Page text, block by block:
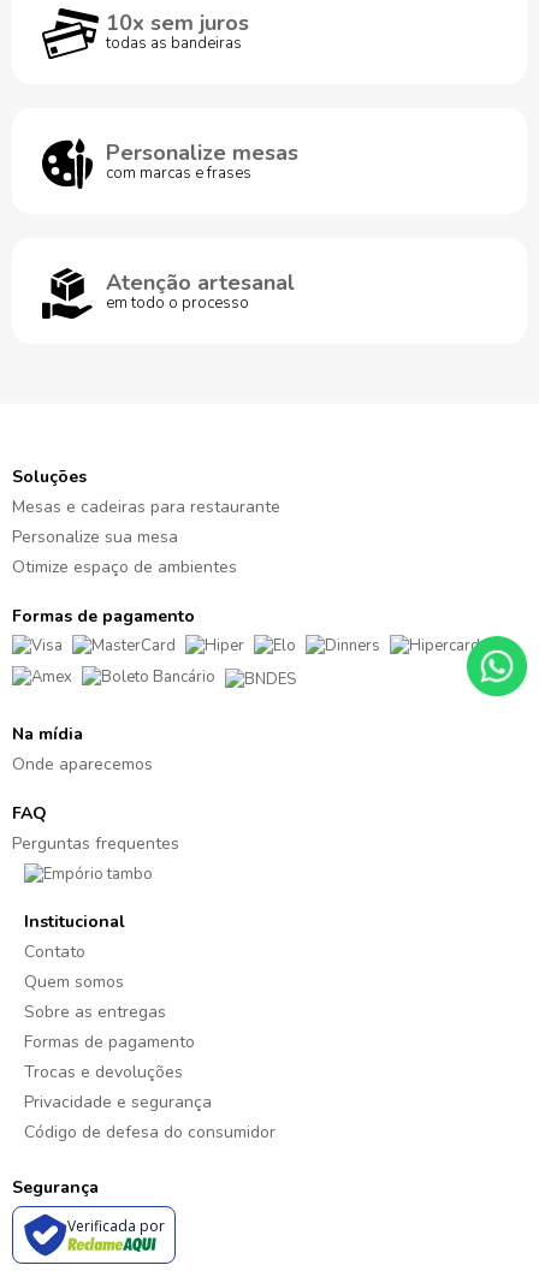
10x sem juros
todas as bandeiras
Personalize mesas
com marcas e frases
Atenção artesanal
em todo o processo
Soluções
Mesas e cadeiras para restaurante
Personalize sua mesa
Otimize espaço de ambientes
Formas de pagamento
Na mídia
Onde aparecemos
FAQ
Perguntas frequentes
Institucional
Contato
Quem somos
Sobre as entregas
Formas de pagamento
Trocas e devoluções
Privacidade e segurança
Código de defesa do consumidor
Segurança
Verificada por